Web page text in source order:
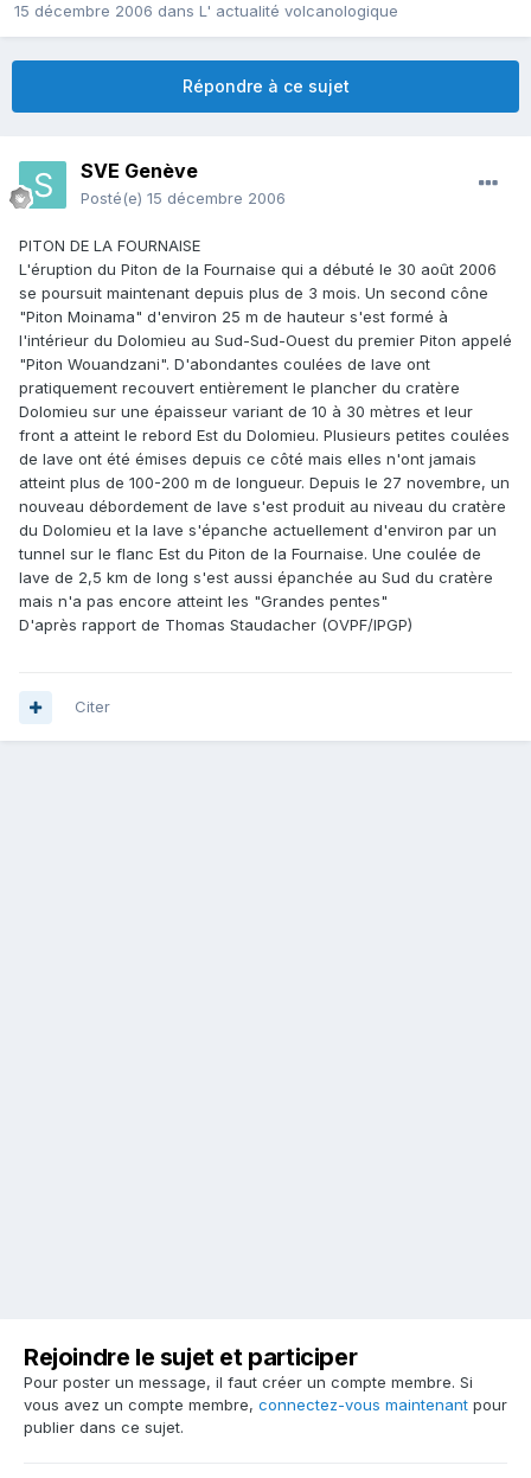
15 décembre 2006 dans L' actualité volcanologique
Répondre à ce sujet
SVE Genève
Posté(e) 15 décembre 2006
PITON DE LA FOURNAISE
L'éruption du Piton de la Fournaise qui a débuté le 30 août 2006
se poursuit maintenant depuis plus de 3 mois. Un second cône
"Piton Moinama" d'environ 25 m de hauteur s'est formé à
l'intérieur du Dolomieu au Sud-Sud-Ouest du premier Piton appelé
"Piton Wouandzani". D'abondantes coulées de lave ont
pratiquement recouvert entièrement le plancher du cratère
Dolomieu sur une épaisseur variant de 10 à 30 mètres et leur
front a atteint le rebord Est du Dolomieu. Plusieurs petites coulées
de lave ont été émises depuis ce côté mais elles n'ont jamais
atteint plus de 100-200 m de longueur. Depuis le 27 novembre, un
nouveau débordement de lave s'est produit au niveau du cratère
du Dolomieu et la lave s'épanche actuellement d'environ par un
tunnel sur le flanc Est du Piton de la Fournaise. Une coulée de
lave de 2,5 km de long s'est aussi épanchée au Sud du cratère
mais n'a pas encore atteint les "Grandes pentes"
D'après rapport de Thomas Staudacher (OVPF/IPGP)
Citer
Rejoindre le sujet et participer
Pour poster un message, il faut créer un compte membre. Si
vous avez un compte membre, connectez-vous maintenant pour
publier dans ce sujet.